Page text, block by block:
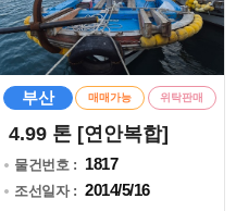
부산 매매가능 위탁판매
4.99 톤 [연안복합]
물건번호 : 1817
조선일자 : 2014/5/16